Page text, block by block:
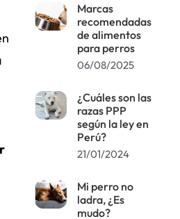
Marcas
recomendadas
de alimentos
para perros
06/08/2025
¿Cuáles son las
razas PPP
según la ley en
Perú?
21/01/2024
Mi perro no
ladra, ¿Es
mudo?